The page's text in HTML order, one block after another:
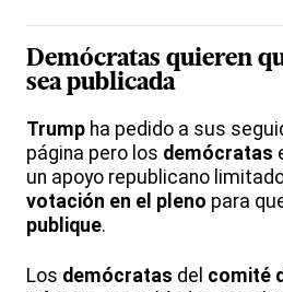
Demócratas quieren
sea publicada
Trump ha pedido a sus
página pero los demócratas
un apoyo republicano
votación en el pleno para
publique.
Los demócratas del comité